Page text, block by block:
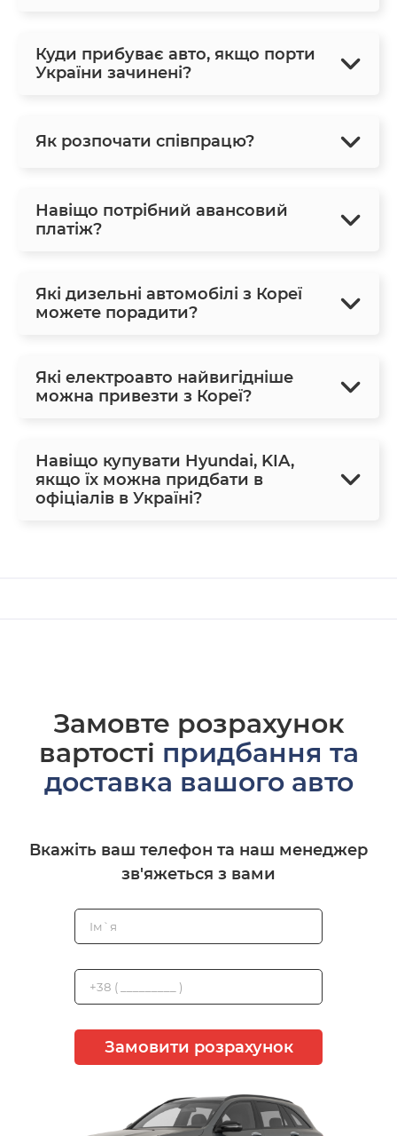
Куди прибуває авто, якщо порти
України зачинені?
Як розпочати співпрацю?
Навіщо потрібний авансовий
платіж?
Які дизельні автомобілі з Кореї
можете порадити?
Які електроавто найвигідніше
можна привезти з Кореї?
Навіщо купувати Hyundai, KIA,
якщо їх можна придбати в
офіціалів в Україні?
Замовте розрахунок
вартості придбання та
доставка вашого авто
Вкажіть ваш телефон та наш менеджер
зв'яжеться з вами
Замовити розрахунок